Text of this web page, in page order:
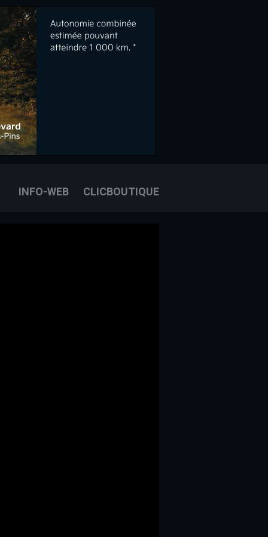
JOINDRE
INFO-WEB CLICBOUTIQUE